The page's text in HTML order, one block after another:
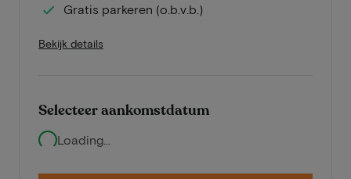
Gratis parkeren (o.b.v.b.)
Bekijk details
Selecteer aankomstdatum
Loading...